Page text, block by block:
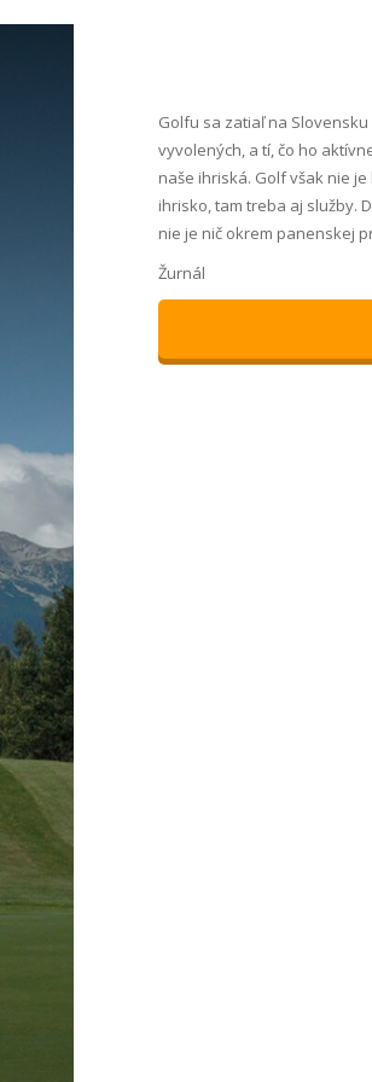
Golfu sa zatiaľ na
vyvolených, a tí, čo ho
naše ihriská. Golf však nie
ihrisko, tam treba aj služby.
nie je nič okrem panenskej
Žurnál